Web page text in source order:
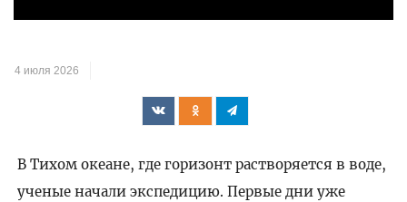
4 июля 2026
В Тихом океане, где горизонт растворяется в воде,
ученые начали экспедицию. Первые дни уже